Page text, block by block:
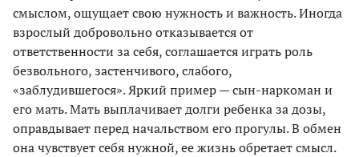
смыслом, ощущает свою нужность и важность. Иногда
взрослый добровольно отказывается от
ответственности за себя, соглашается играть роль
безвольного, застенчивого, слабого,
«заблудившегося». Яркий пример — сын-наркоман и
его мать. Мать выплачивает долги ребенка за дозы,
оправдывает перед начальством его прогулы. В обмен
она чувствует себя нужной, ее жизнь обретает смысл.